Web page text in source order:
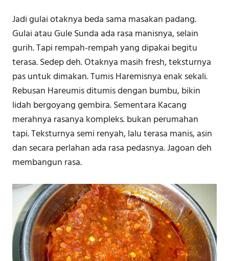
Jadi gulai otaknya beda sama masakan padang.
Gulai atau Gule Sunda ada rasa manisnya, selain
gurih. Tapi rempah-rempah yang dipakai begitu
terasa. Sedep deh. Otaknya masih fresh, teksturnya
pas untuk dimakan. Tumis Haremisnya enak sekali.
Rebusan Hareumis ditumis dengan bumbu, bikin
lidah bergoyang gembira. Sementara Kacang
merahnya rasanya kompleks. bukan perumahan
tapi. Teksturnya semi renyah, lalu terasa manis, asin
dan secara perlahan ada rasa pedasnya. Jagoan deh
membangun rasa.